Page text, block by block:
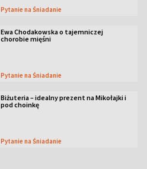
Pytanie na Śniadanie
Ewa Chodakowska o tajemniczej
chorobie mięśni
Pytanie na Śniadanie
Biżuteria – idealny prezent na Mikołajki i
pod choinkę
Pytanie na Śniadanie